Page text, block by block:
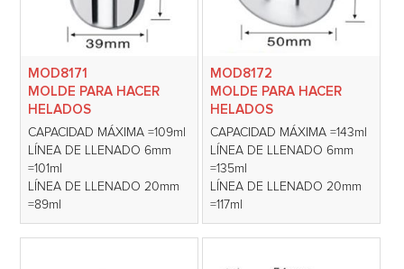
MOD8171
MOLDE PARA HACER
HELADOS
CAPACIDAD MÁXIMA =109ml
LÍNEA DE LLENADO 6mm
=101ml
LÍNEA DE LLENADO 20mm
=89ml
MOD8172
MOLDE PARA HACER
HELADOS
CAPACIDAD MÁXIMA =143ml
LÍNEA DE LLENADO 6mm
=135ml
LÍNEA DE LLENADO 20mm
=117ml